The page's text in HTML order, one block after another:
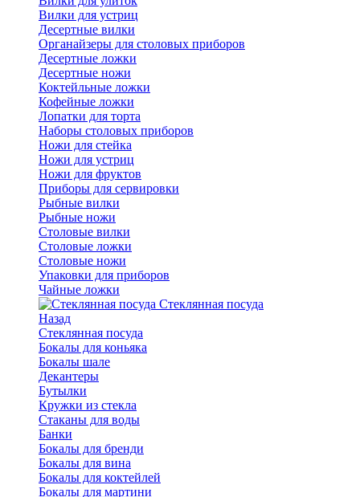
Вилки для устриц
Десертные вилки
Органайзеры для столовых приборов
Десертные ложки
Десертные ножи
Коктейльные ложки
Кофейные ложки
Лопатки для торта
Наборы столовых приборов
Ножи для стейка
Ножи для устриц
Ножи для фруктов
Приборы для сервировки
Рыбные вилки
Рыбные ножи
Столовые вилки
Столовые ложки
Столовые ножи
Упаковки для приборов
Чайные ложки
Стеклянная посуда
Назад
Стеклянная посуда
Бокалы для коньяка
Бокалы шале
Декантеры
Бутылки
Кружки из стекла
Стаканы для воды
Банки
Бокалы для бренди
Бокалы для вина
Бокалы для коктейлей
Бокалы для мартини